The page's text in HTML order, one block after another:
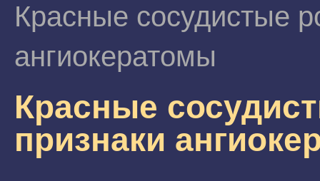
Красные сосудистые
ангиокератомы
Красные
признаки